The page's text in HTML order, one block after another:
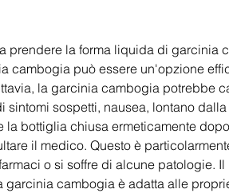
prendere la forma liquida di garcinia
cambogia può essere un'opzione
la garcinia cambogia potrebbe
sintomi sospetti, nausea, lontano
la bottiglia chiusa ermeticamente
il medico. Questo è
o si soffre di alcune patologie.
garcinia cambogia è adatta alle